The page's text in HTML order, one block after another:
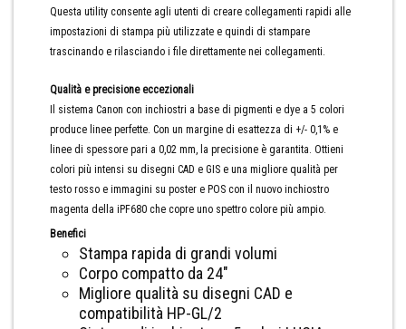
Questa utility consente agli utenti di creare collegamenti rapidi alle
impostazioni di stampa più utilizzate e quindi di stampare
trascinando e rilasciando i file direttamente nei collegamenti.
Qualità e precisione eccezionali
Il sistema Canon con inchiostri a base di pigmenti e dye a 5 colori
produce linee perfette. Con un margine di esattezza di +/- 0,1% e
linee di spessore pari a 0,02 mm, la precisione è garantita. Ottieni
colori più intensi su disegni CAD e GIS e una migliore qualità per
testo rosso e immagini su poster e POS con il nuovo inchiostro
magenta della iPF680 che copre uno spettro colore più ampio.
Benefici
Stampa rapida di grandi volumi
Corpo compatto da 24″
Migliore qualità su disegni CAD e
compatibilità HP-GL/2